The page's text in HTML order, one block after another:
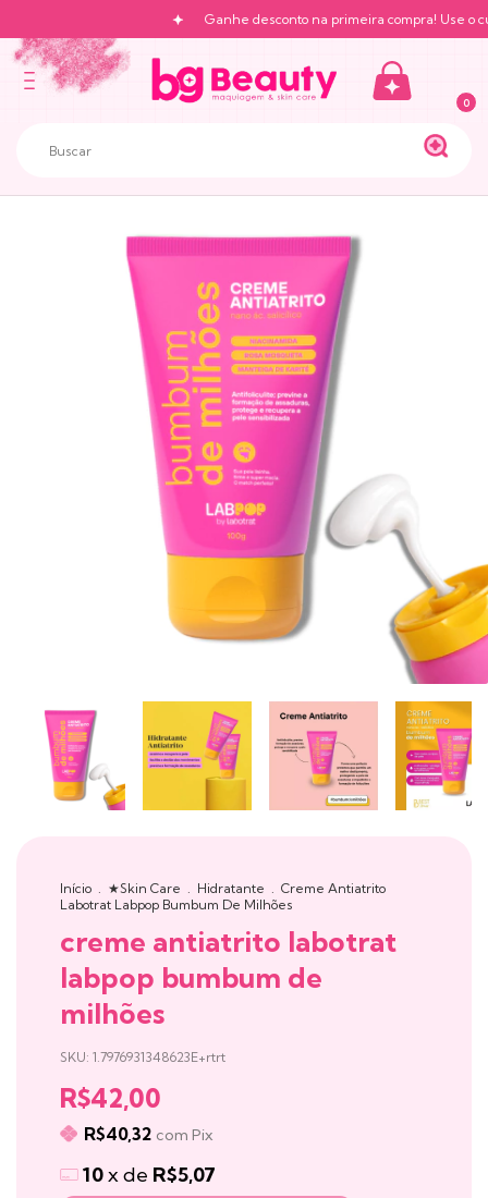
Ganhe desconto na primeira compra! Use o
0
Início . ★Skin Care . Hidratante . Creme Antiatrito
Labotrat Labpop Bumbum De Milhões
creme antiatrito labotrat
labpop bumbum de
milhões
SKU: 1.7976931348623E+rtrt
R$42,00
R$40,32 com Pix
10x de R$5,07